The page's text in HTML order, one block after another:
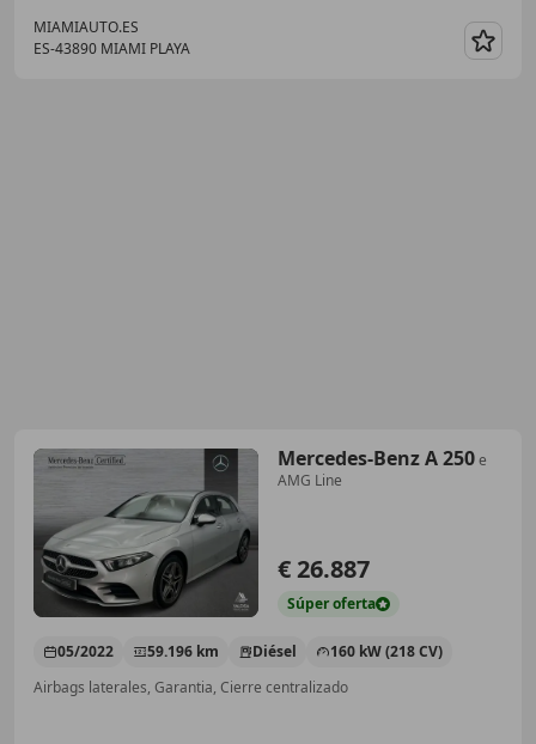
MIAMIAUTO.ES
ES-43890 MIAMI PLAYA
Mercedes-Benz A 250e
AMG Line
€ 26.887
Súperoferta
05/2022 59.196 km Diésel
160 kW (218 CV)
Airbags laterales, Garantia, Cierre centralizado